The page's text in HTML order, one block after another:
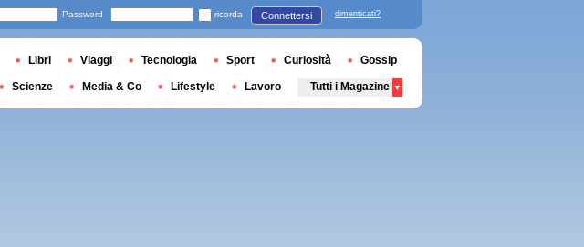
Password ricorda Connettersi dimenticati?
Libri Viaggi Tecnologia Sport Curiosità Gossip
Scienze Media & Co Lifestyle Lavoro Tutti i Magazine